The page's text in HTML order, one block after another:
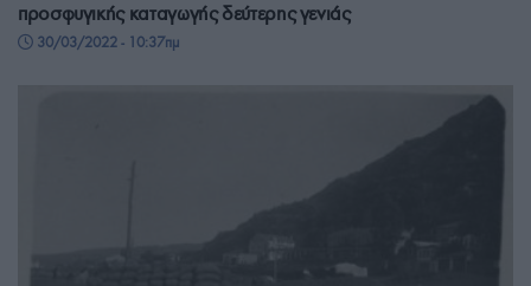
προσφυγικής καταγωγής δεύτερης γενιάς
30/03/2022 - 10:37πμ